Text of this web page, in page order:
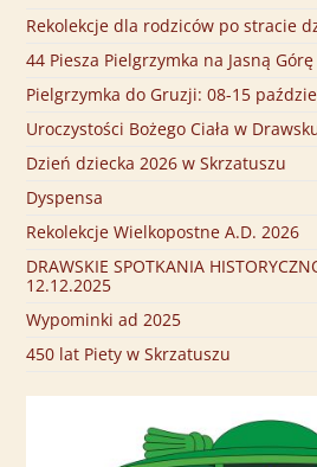
Rekolekcje dla rodziców po stracie
44 Piesza Pielgrzymka na Jasną Górę
Pielgrzymka do Gruzji: 08-15
Uroczystości Bożego Ciała w
Dzień dziecka 2026 w Skrzatuszu
Dyspensa
Rekolekcje Wielkopostne A.D. 2026
DRAWSKIE SPOTKANIA
12.12.2025
Wypominki ad 2025
450 lat Piety w Skrzatuszu